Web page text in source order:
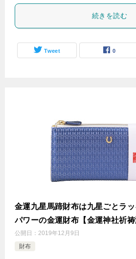
続きを読む
Tweet 0
金運九星馬蹄財布は九星ごとラ
パワーの金運財布【金運神社祈祷
公開日： 2019年12月9日
財布